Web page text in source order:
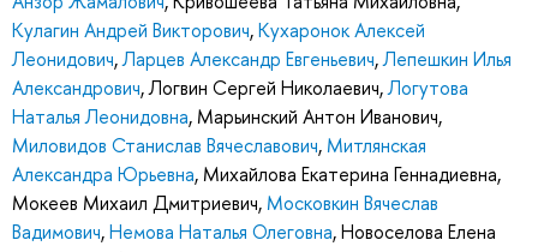
Кулагин Андрей Викторович,Кухаронок Алексей
Леонидович,Ларцев Александр Евгеньевич,Лепешкин Илья
Александрович,Логвин Сергей Николаевич,Логутова
Наталья Леонидовна, Марьинский Антон Иванович,
Миловидов Станислав Вячеславович, Митлянская
Александра Юрьевна, Михайлова Екатерина Геннадиевна,
Мокеев Михаил Дмитриевич, Московкин Вячеслав
Вадимович,Немова Наталья Олеговна,Новоселова Елена